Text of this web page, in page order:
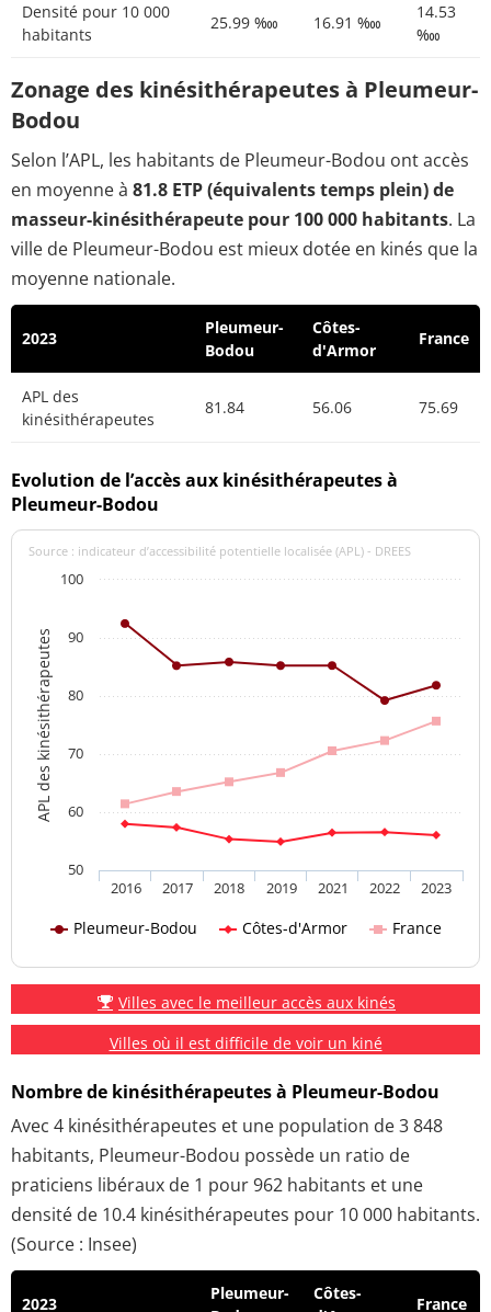
Densité pour 10 000
habitants
25.99 ‱ 16.91 ‱
14.53
‱
Zonage des kinésithérapeutes à Pleumeur-
Bodou
Selon l’APL, les habitants de Pleumeur-Bodou ont accès
en moyenne à 81.8 ETP (équivalents temps plein) de
masseur-kinésithérapeute pour 100 000 habitants. La
ville de Pleumeur-Bodou est mieux dotée en kinés que la
moyenne nationale.
2023
Pleumeur-
Bodou
Côtes-
d'Armor
France
APL des
kinésithérapeutes
81.84 56.06 75.69
Evolution de l’accès aux kinésithérapeutes à
Pleumeur-Bodou
APL des kinésithérapeutes
Source : indicateur d’accessibilité potentielle localisée (APL) - DREES
Pleumeur-Bodou Côtes-d'Armor France
2016 2017 2018 2019 2021 2022 2023
50
60
70
80
90
100
Villes avec le meilleur accès aux kinés
Villes où il est difficile de voir un kiné
Nombre de kinésithérapeutes à Pleumeur-Bodou
Avec 4 kinésithérapeutes et une population de 3 848
habitants, Pleumeur-Bodou possède un ratio de
praticiens libéraux de 1 pour 962 habitants et une
densité de 10.4 kinésithérapeutes pour 10 000 habitants.
(Source : Insee)
2023
Pleumeur-
Côtes-
France